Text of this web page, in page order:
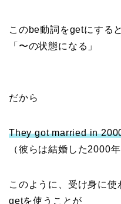
このbe動詞をgetにすると
「〜の状態になる」
だから
They got married in
（彼らは結婚した2000年
このように、受け身に
getを使うことが